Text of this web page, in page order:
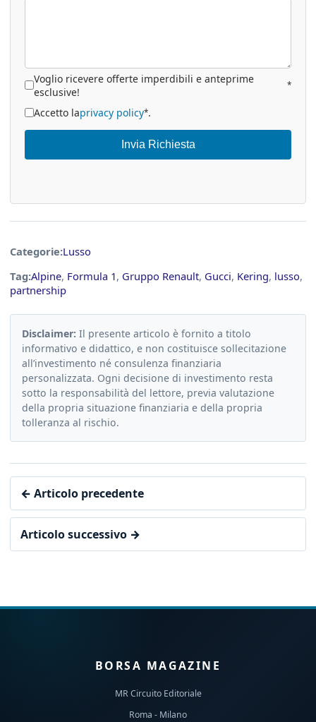
Voglio ricevere offerte imperdibili e anteprime
esclusive!
*
Accetto laprivacy policy*.
Invia Richiesta
Categorie:Lusso
Tag:Alpine, Formula 1, Gruppo Renault, Gucci, Kering, lusso,
partnership
Disclaimer: Il presente articolo è fornito a titolo
informativo e didattico, e non costituisce sollecitazione
all’investimento né consulenza finanziaria
personalizzata. Ogni decisione di investimento resta
sotto la responsabilità del lettore, previa valutazione
della propria situazione finanziaria e della propria
tolleranza al rischio.
← Articolo precedente
Articolo successivo →
BORSA MAGAZINE
MR Circuito Editoriale
Roma - Milano